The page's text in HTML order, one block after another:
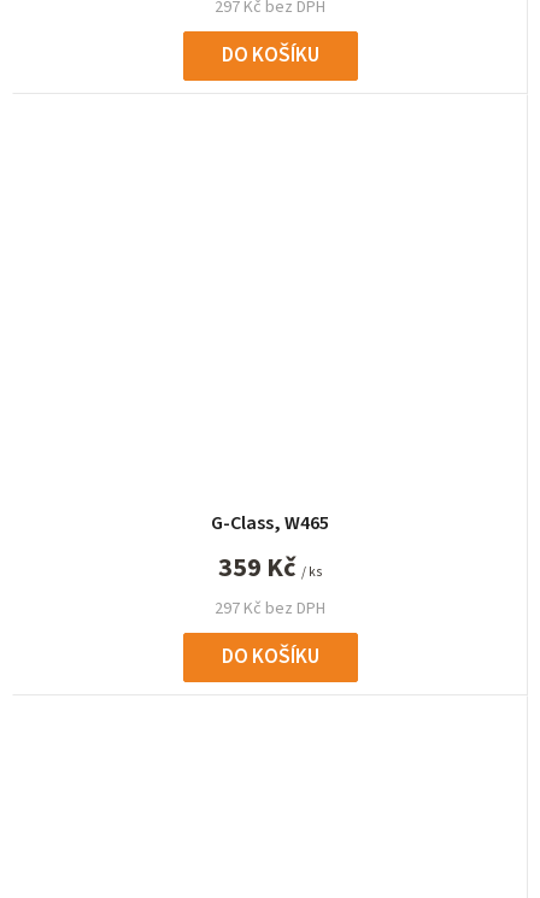
297 Kč bez DPH
DO KOŠÍKU
G-Class, W465
297 Kč bez DPH
359 Kč / ks
DO KOŠÍKU